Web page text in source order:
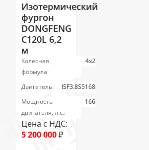
Изотермический
фургон
DONGFENG
C120L 6,2
м
Колесная
формула:
4х2
Двигатель:
ISF3.8S5168
Мощность
двигателя, л.с.:
166
Цена с НДС:
5 200 000₽